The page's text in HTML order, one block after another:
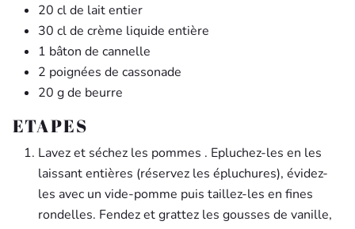
20 cl de lait entier
30 cl de crème liquide entière
1 bâton de cannelle
2 poignées de cassonade
20 g de beurre
ETAPES
Lavez et séchez les pommes . Epluchez-les en les
laissant entières (réservez les épluchures), évidez-
les avec un vide-pomme puis taillez-les en fines
rondelles. Fendez et grattez les gousses de vanille,